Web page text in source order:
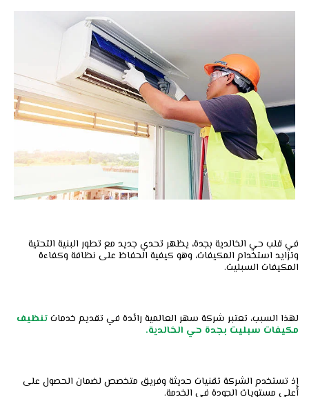
في قلب حي الخالدية بجدة، يظهر تحدي جديد مع تطور البنية التحتية
وتزايد استخدام المكيفات، وهو كيفية الحفاظ على نظافة وكفاءة
المكيفات السبليت.
لهذا السبب، تعتبر شركة سهر العالمية رائدة في تقديم خدماتتنظيف
مكيفات سبليت بجدة حي الخالدية.
إذ تستخدم الشركة تقنيات حديثة وفريق متخصص لضمان الحصول على
أعلى مستويات الجودة في الخدمة.